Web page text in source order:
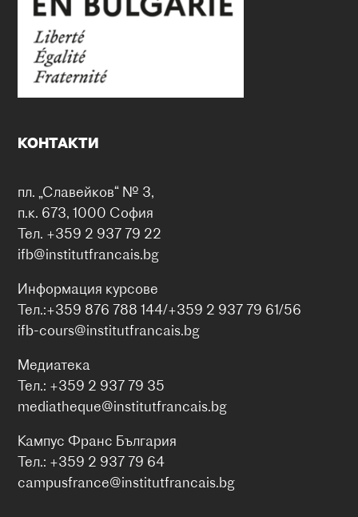
КОНТАКТИ
пл. „Славейков“ № 3,
п.к. 673, 1000 София
Тел. +359 2 937 79 22
ifb@institutfrancais.bg
Информация курсове
Тел.:+359 876 788 144/+359 2 937 79 61/56
ifb-cours@institutfrancais.bg
Медиатека
Тел.: +359 2 937 79 35
mediatheque@institutfrancais.bg
Кампус Франс България
Тел.: +359 2 937 79 64
campusfrance@institutfrancais.bg